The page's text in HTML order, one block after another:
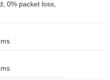
0% packet loss,